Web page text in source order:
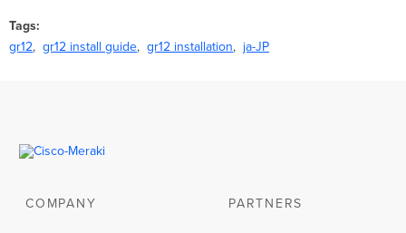
Tags
gr12
gr12 install guide gr12 installation ja-JP
COMPANY PARTNERS